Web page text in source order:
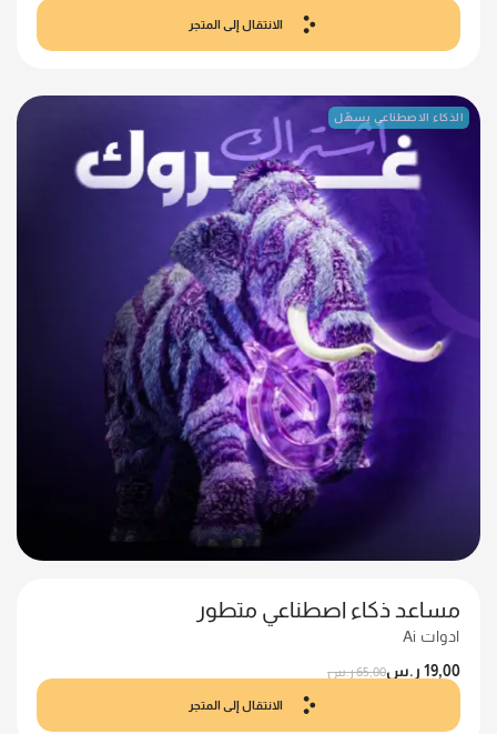
الانتقال إلى المتجر
الذكاء الاصطناعي يسهّل
مساعد ذكاء اصطناعي متطور
ادوات Ai
65,00ر.س 19,00 ر.س
الانتقال إلى المتجر